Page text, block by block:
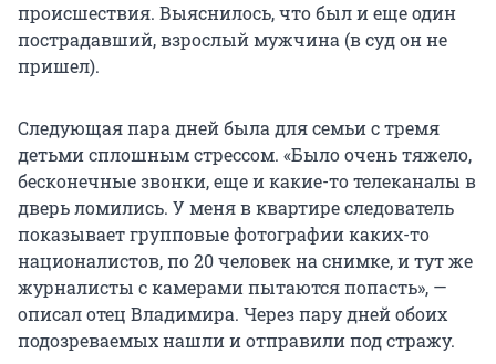
происшествия. Выяснилось, что был и еще один
пострадавший, взрослый мужчина (в суд он не
пришел).
Следующая пара дней была для семьи с тремя
детьми сплошным стрессом. «Было очень тяжело,
бесконечные звонки, еще и какие-то телеканалы в
дверь ломились. У меня в квартире следователь
показывает групповые фотографии каких-то
националистов, по 20 человек на снимке, и тут же
журналисты с камерами пытаются попасть», —
описал отец Владимира. Через пару дней обоих
подозреваемых нашли и отправили под стражу.